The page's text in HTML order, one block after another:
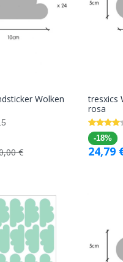
Wolken
€
tresxics
rosa
-18%
24,79